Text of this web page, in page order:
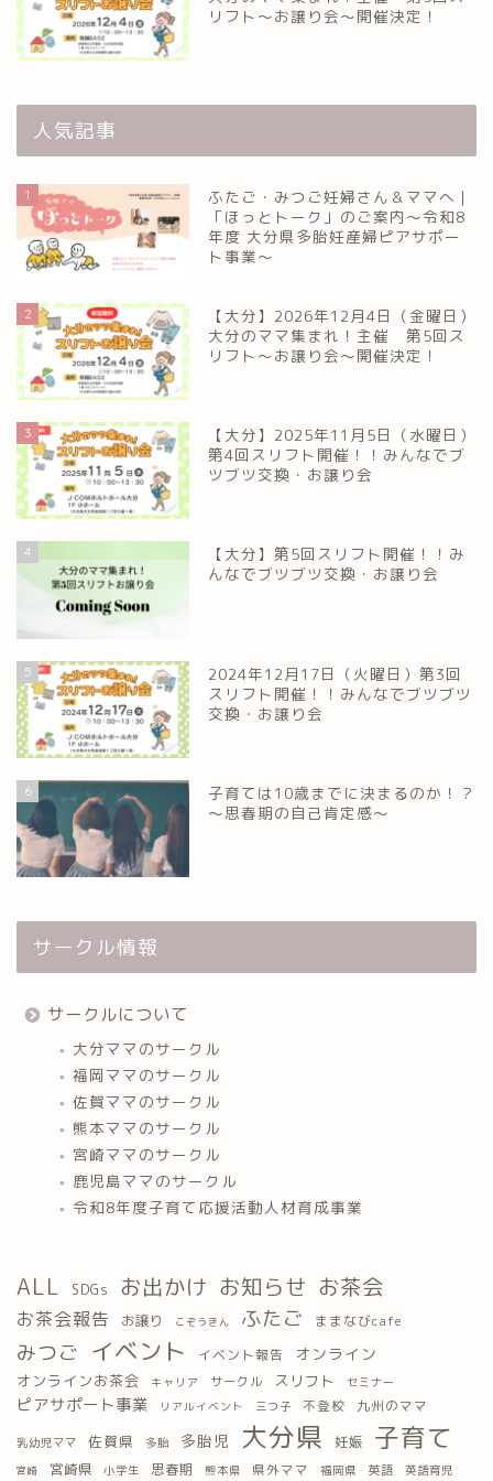
リフト〜お譲り会〜開催決定！
人気記事
1
ふたご・みつご妊婦さん＆ママへ｜
「ほっとトーク」のご案内～令和8
年度 大分県多胎妊産婦ピアサポー
ト事業～
2
【大分】2026年12月4日（金曜日）
大分のママ集まれ！主催 第5回ス
リフト〜お譲り会〜開催決定！
3
【大分】2025年11月5日（水曜日）
第4回スリフト開催！！みんなでブ
ツブツ交換・お譲り会
4
【大分】第5回スリフト開催！！み
んなでブツブツ交換・お譲り会
5
2024年12月17日（火曜日）第3回
スリフト開催！！みんなでブツブツ
交換・お譲り会
6
子育ては10歳までに決まるのか！？
～思春期の自己肯定感～
サークル情報
サークルについて
大分ママのサークル
福岡ママのサークル
佐賀ママのサークル
熊本ママのサークル
宮崎ママのサークル
鹿児島ママのサークル
令和8年度子育て応援活動人材育成事業
ALL SDGs お出かけ お知らせ お茶会
お茶会報告 お譲り こぞうきん ふたご ままなびcafe
みつご イベント イベント報告 オンライン
オンラインお茶会 キャリア サークル スリフト セミナー
ピアサポート事業 リアルイベント 三つ子 不登校 九州のママ
乳幼児ママ 佐賀県 多胎 多胎児 大分県 妊娠 子育て
宮崎 宮崎県 小学生 思春期 熊本県 県外ママ 福岡県 英語 英語育児